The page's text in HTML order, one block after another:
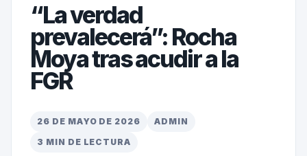
“La verdad
prevalecerá”: Rocha
Moya tras acudir a la
FGR
26 DE MAYO DE 2026
ADMIN
3 MIN DE LECTURA